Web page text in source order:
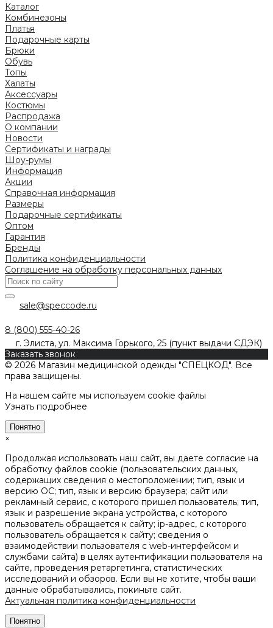
Каталог
Комбинезоны
Платья
Подарочные карты
Брюки
Обувь
Топы
Халаты
Аксессуары
Костюмы
Распродажа
О компании
Новости
Сертификаты и награды
Шоу-румы
Информация
Акции
Справочная информация
Размеры
Подарочные сертификаты
Оптом
Гарантия
Бренды
Политика конфиденциальности
Соглашение на обработку персональных данных
sale@speccode.ru
8 (800) 555-40-26
г. Элиста, ул. Максима Горького, 25 (пункт выдачи СДЭК)
Заказать звонок
© 2026 Магазин медицинской одежды "СПЕЦКОД". Все
права защищены.
На нашем сайте мы используем cookie файлы
Узнать подробнее
Понятно
×
Продолжая использовать наш сайт, вы даете согласие на
обработку файлов cookie (пользовательских данных,
содержащих сведения о местоположении; тип, язык и
версию ОС; тип, язык и версию браузера; сайт или
рекламный сервис, с которого пришел пользователь; тип,
язык и разрешение экрана устройства, с которого
пользователь обращается к сайту; ip-адрес, с которого
пользователь обращается к сайту; сведения о
взаимодействии пользователя с web-интерфейсом и
службами сайта) в целях аутентификации пользователя на
сайте, проведения ретаргетинга, статистических
исследований и обзоров. Если вы не хотите, чтобы ваши
данные обрабатывались, покиньте сайт.
Актуальная политика конфиденциальности
Понятно